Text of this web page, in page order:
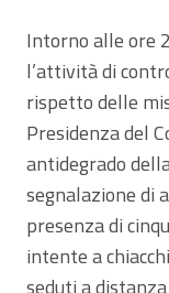
Intorno alle ore
l’attività di
rispetto delle
Presidenza del
antidegrado
segnalazione di
presenza di
intente a